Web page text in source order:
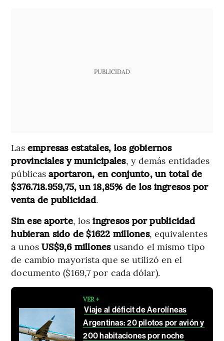
PUBLICIDAD
Las empresas estatales, los gobiernos
provinciales y municipales, y demás entidades
públicasaportaron, en conjunto, un total de
$376.718.959,75, un 18,85% de los ingresos por
venta de publicidad.
Sin ese aporte, losingresos por publicidad
hubieran sido de $1622 millones, equivalentes
a unosUS$9,6 millonesusando el mismo tipo
de cambio mayorista que se utilizó en el
documento ($169,7 por cada dólar).
VER +
Viaje al déficit de Aerolíneas
Argentinas: 20 pilotos por avión y
200 habitaciones por noche